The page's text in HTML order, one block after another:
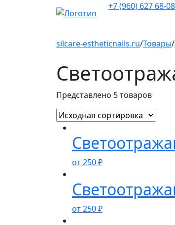
+7 (960) 627 68-08
silcare-estheticnails.ru/Товары/
Представлено 5 товаров
от250₽
от250₽